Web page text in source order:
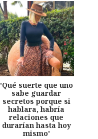
'Qué suerte que uno
sabe guardar
secretos porque si
hablara, habría
relaciones que
durarían hasta hoy
mismo'